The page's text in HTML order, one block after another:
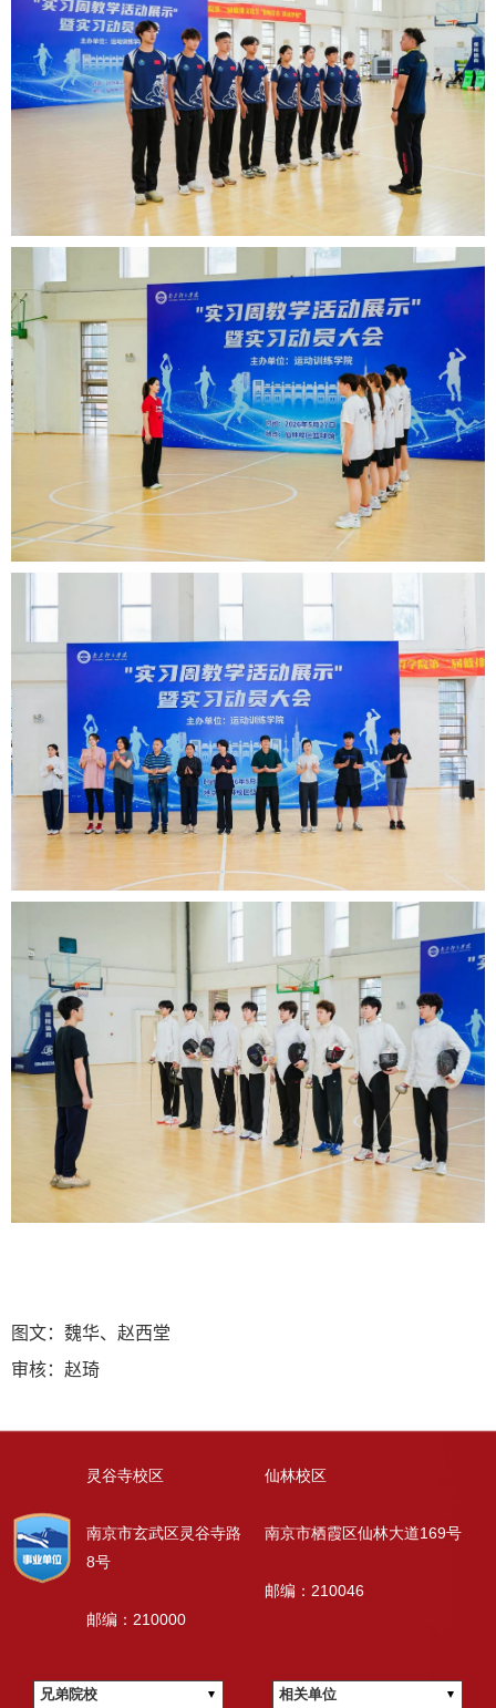
图文：魏华、赵西堂
审核：赵琦
灵谷寺校区
南京市玄武区灵谷寺路
8号
邮编：210000
仙林校区
南京市栖霞区仙林大道169号
邮编：210046
兄弟院校 相关单位